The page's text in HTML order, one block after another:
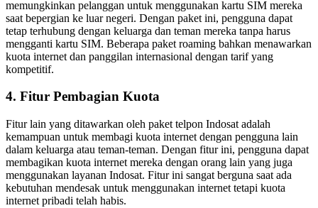
memungkinkan pelanggan untuk menggunakan kartu SIM mereka
saat bepergian ke luar negeri. Dengan paket ini, pengguna dapat
tetap terhubung dengan keluarga dan teman mereka tanpa harus
mengganti kartu SIM. Beberapa paket roaming bahkan menawarkan
kuota internet dan panggilan internasional dengan tarif yang
kompetitif.
4. Fitur Pembagian Kuota
Fitur lain yang ditawarkan oleh paket telpon Indosat adalah
kemampuan untuk membagi kuota internet dengan pengguna lain
dalam keluarga atau teman-teman. Dengan fitur ini, pengguna dapat
membagikan kuota internet mereka dengan orang lain yang juga
menggunakan layanan Indosat. Fitur ini sangat berguna saat ada
kebutuhan mendesak untuk menggunakan internet tetapi kuota
internet pribadi telah habis.